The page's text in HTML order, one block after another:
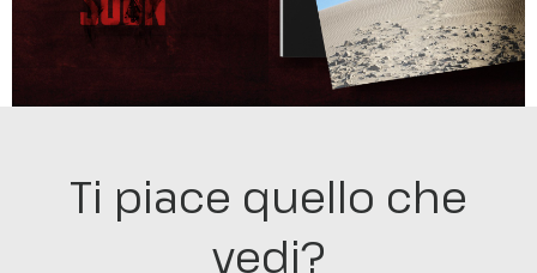
Ti piace quello che
vedi?